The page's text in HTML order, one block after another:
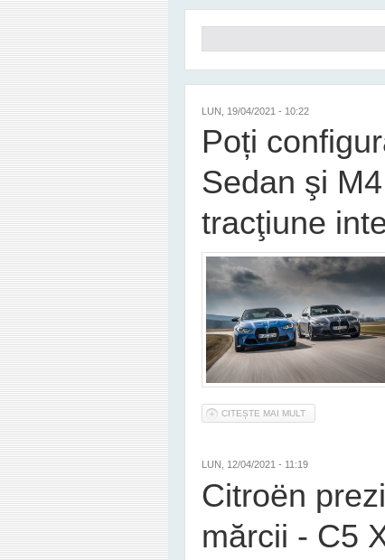
LUN, 19/04/2021 - 10:22
Poți
Sedan şi
tracţiune
CITEȘTE MAI MULT
LUN, 12/04/2021 - 11:19
Citroën
mărcii - C5